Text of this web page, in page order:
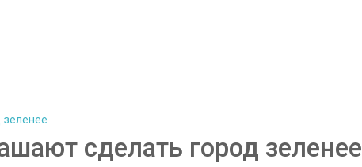
сделать город зеленее